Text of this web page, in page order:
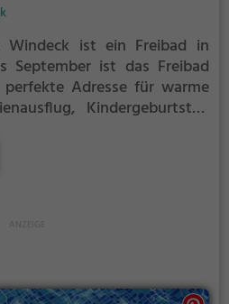
Windeck ist ein Freibad in
September ist das Freibad
Adresse für warme
Kindergeburtstag
jeder auf seine Kosten. Bei
Freibadsaison im Freibad